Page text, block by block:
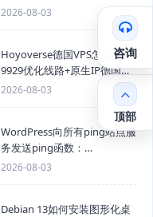
起，4GB内存优惠套餐
2026-08-03
Hoyoverse德国VPS怎么样？
9929优化线路+原生IP德国
KVM VPS推荐
2026-08-03
WordPress向所有ping站点服
务发送ping函数：
generic_ping
2026-08-03
Debian 13如何安装图形化桌
咨询
顶部